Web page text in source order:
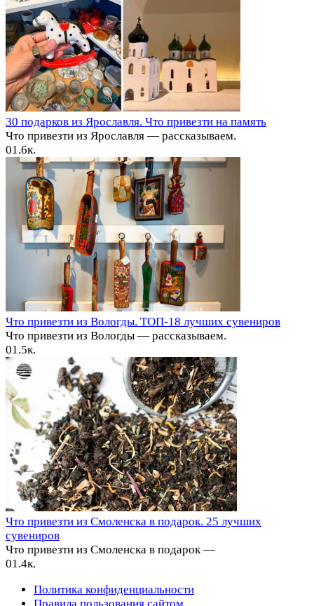
30 подарков из Ярославля. Что привезти на память
Что привезти из Ярославля — рассказываем.
01.6к.
Что привезти из Вологды. ТОП-18 лучших сувениров
Что привезти из Вологды — рассказываем.
01.5к.
Что привезти из Смоленска в подарок. 25 лучших
сувениров
Что привезти из Смоленска в подарок —
01.4к.
Политика конфиденциальности